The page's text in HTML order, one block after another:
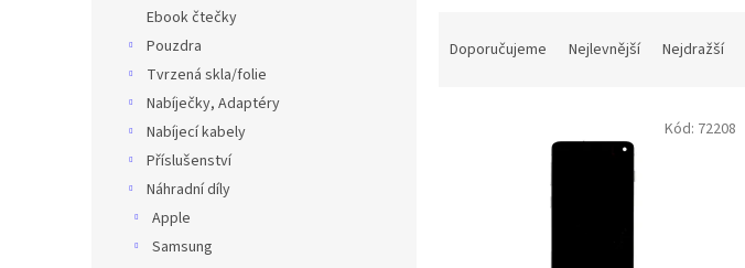
Ebook čtečky
Pouzdra
Tvrzená skla/folie
Nabíječky, Adaptéry
Nabíjecí kabely
Příslušenství
Náhradní díly
Apple
Samsung
Doporučujeme Nejlevnější Nejdražší
Kód: 72208